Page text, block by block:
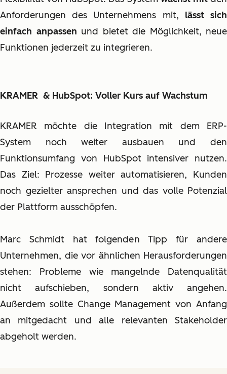
Anforderungen des Unternehmens mit, lässt sich
einfach anpassen und bietet die Möglichkeit, neue
Funktionen jederzeit zu integrieren.
KRAMER & HubSpot: Voller Kurs auf Wachstum
KRAMER möchte die Integration mit dem ERP-
System noch weiter ausbauen und den
Funktionsumfang von HubSpot intensiver nutzen.
Das Ziel: Prozesse weiter automatisieren, Kunden
noch gezielter ansprechen und das volle Potenzial
der Plattform ausschöpfen.
Marc Schmidt hat folgenden Tipp für andere
Unternehmen, die vor ähnlichen Herausforderungen
stehen: Probleme wie mangelnde Datenqualität
nicht aufschieben, sondern aktiv angehen.
Außerdem sollte Change Management von Anfang
an mitgedacht und alle relevanten Stakeholder
abgeholt werden.